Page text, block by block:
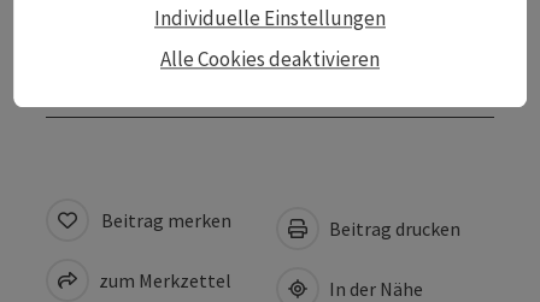
Barrierefreiheit
Beitrag merken
zum Merkzettel
Beitrag drucken
In der Nähe
Alle Cookies deaktivieren
Individuelle Einstellungen